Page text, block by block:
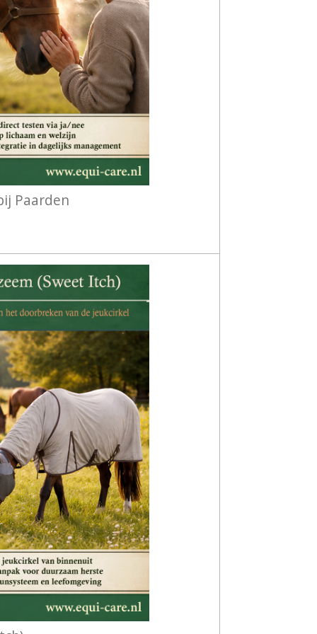
Paarden